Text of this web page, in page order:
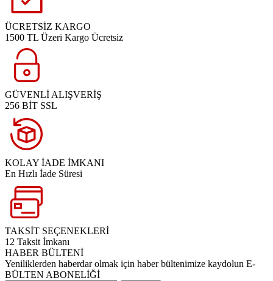
ÜCRETSİZ KARGO
1500 TL Üzeri Kargo Ücretsiz
GÜVENLİ ALIŞVERİŞ
256 BİT SSL
KOLAY İADE İMKANI
En Hızlı İade Süresi
TAKSİT SEÇENEKLERİ
12 Taksit İmkanı
HABER BÜLTENİ
Yeniliklerden haberdar olmak için haber bültenimize kaydolun E-
BÜLTEN ABONELİĞİ